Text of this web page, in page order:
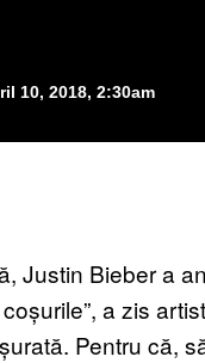
10, 2018, 2:30am
Justin Bieber a
a zis
Pentru că,